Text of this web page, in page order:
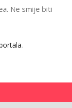
Ne smije biti